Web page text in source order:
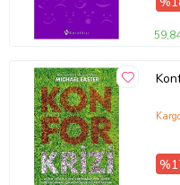
Tanıtım Metni
Baskı Boyutu12,50 x 17,70 cm
Baskı Tarihi Ocak 2025
Çevirmen
Optimist Yayın
Cilt Tipi
Ciltsiz
Kağıt Cinsi
2. Hamur
Sayfa Sayısı 128
Yayın Dili
Türkçe
Yazar
Optimist Yayın